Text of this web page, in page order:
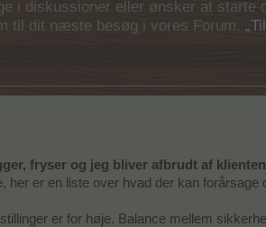
i diskussioner eller ønsker at
til dit næste besøg i vores Forum.
fryser og jeg bliver afbrudt af
her er en liste over hvad der kan forårsage
er for høje. Balance mellem